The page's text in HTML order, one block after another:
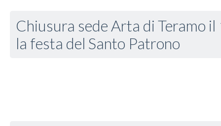
Chiusura sede Arta di Teramo
la festa del Santo Patrono